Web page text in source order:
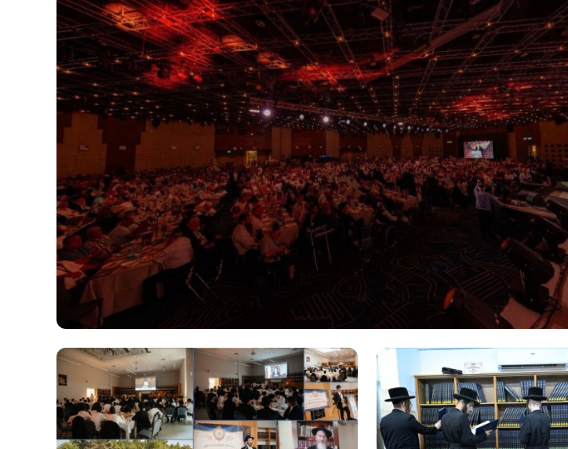
הסתיימו ברומא - לבנון רצתה
להרחיב את אזורי הנסיגה,
התנגדה: נרחיב את אזורי
הפיילוט רק בהתאם לביצוע
בשטח, עוד מוקדם לקבוע
הצלחה. בשיחות המו"מ
שהתקיימו השבוע נקבעו
הפרמטרים לפיילוט אבל עדיין
הוחלט מי הגוף שיבצע את
המעורה בפרטים. כרגע עוד לא
סוכם מועד לחידוש השיחות, אך
הערכות שזה יקרה בחודש הבא.